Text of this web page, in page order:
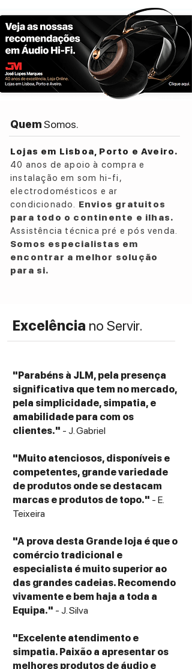
QuemSomos.
Lojas em Lisboa, Porto e Aveiro.
40 anos de apoio à compra e
instalação em som hi-fi,
electrodomésticos e ar
condicionado. Envios gratuitos
para todo o continente e ilhas.
Assistência técnica pré e pós venda.
Somos especialistas em
encontrar a melhor solução
para si.
Excelência no Servir.
"Parabéns à JLM, pela presença
significativa que tem no mercado,
pela simplicidade, simpatia, e
amabilidade para com os
clientes." - J. Gabriel
"Muito atenciosos, disponíveis e
competentes, grande variedade
de produtos onde se destacam
marcas e produtos de topo." - E.
Teixeira
"A prova desta Grande loja é que o
comércio tradicional e
especialista é muito superior ao
das grandes cadeias. Recomendo
vivamente e bem haja a toda a
Equipa." - J. Silva
"Excelente atendimento e
simpatia. Paixão a apresentar os
melhores produtos de áudio e